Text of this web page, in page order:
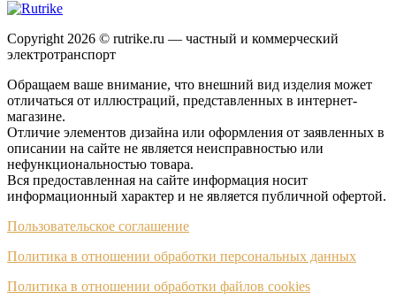
Copyright 2026 © rutrike.ru — частный и коммерческий
электротранспорт
Обращаем ваше внимание, что внешний вид изделия может
отличаться от иллюстраций, представленных в интернет-
магазине.
Отличие элементов дизайна или оформления от заявленных в
описании на сайте не является неисправностью или
нефункциональностью товара.
Вся предоставленная на сайте информация носит
информационный характер и не является публичной офертой.
Пользовательское соглашение
Политика в отношении обработки персональных данных
Политика в отношении обработки файлов cookies